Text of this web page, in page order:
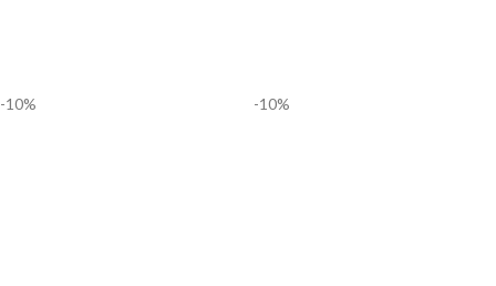
-10% -10%